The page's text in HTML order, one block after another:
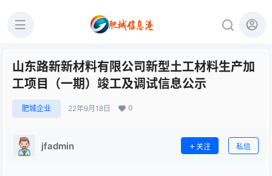
山东路新新材料有限公司新型土工材料生产加
工项目（一期）竣工及调试信息公示
肥城企业 22年9月18日 0
jfadmin 关注 私信